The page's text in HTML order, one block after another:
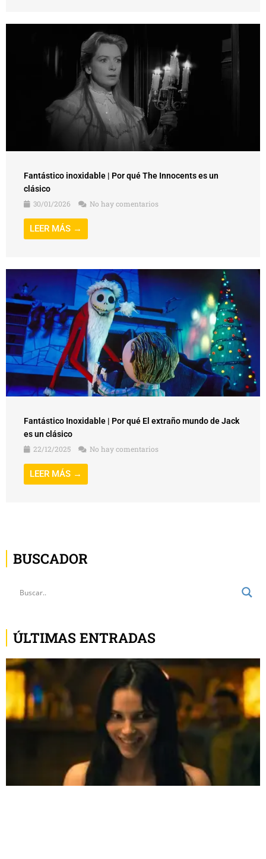
Fantástico inoxidable | Por qué The Innocents es un
clásico
30/01/2026
No hay comentarios
LEER MÁS →
Fantástico Inoxidable | Por qué El extraño mundo de Jack
es un clásico
22/12/2025
No hay comentarios
LEER MÁS →
BUSCADOR
ÚLTIMAS ENTRADAS